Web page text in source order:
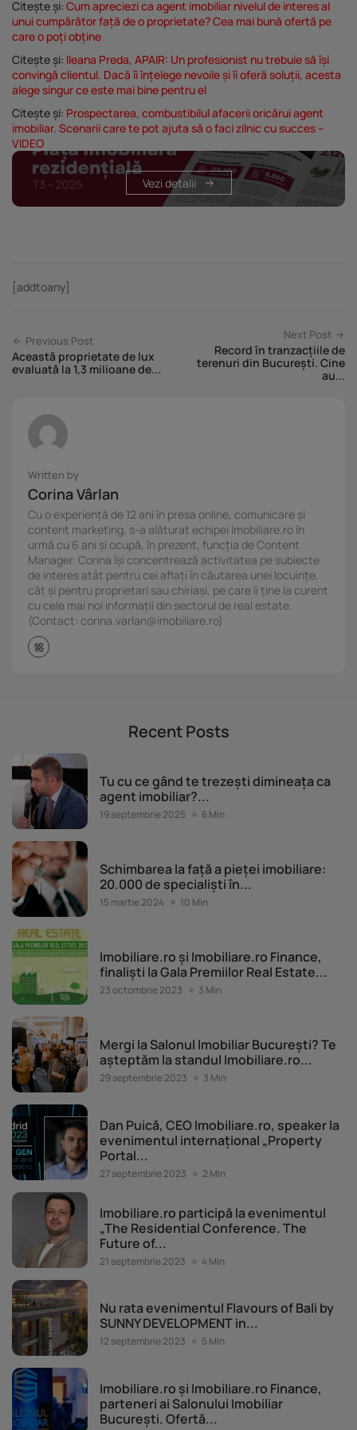
Citește și: Cum apreciezi ca agent imobiliar nivelul de interes al
unui cumpărător față de o proprietate? Cea mai bună ofertă pe
care o poți obține
Citește și: Ileana Preda, APAIR: Un profesionist nu trebuie să își
convingă clientul. Dacă îi înțelege nevoile și îi oferă soluții, acesta
alege singur ce este mai bine pentru el
Citește și: Prospectarea, combustibilul afacerii oricărui agent
imobiliar. Scenarii care te pot ajuta să o faci zilnic cu succes –
VIDEO
Vezi detalii
[addtoany]
Previous Post
Această proprietate de lux
evaluată la 1,3 milioane de...
Next Post
Record în tranzacțiile de
terenuri din București. Cine
au...
Written by
Corina Vârlan
Cu o experiență de 12 ani în presa online, comunicare și
content marketing, s-a alăturat echipei Imobiliare.ro în
urmă cu 6 ani și ocupă, în prezent, funcția de Content
Manager. Corina își concentrează activitatea pe subiecte
de interes atât pentru cei aflați în căutarea unei locuințe,
cât și pentru proprietari sau chiriași, pe care îi ține la curent
cu cele mai noi informații din sectorul de real estate.
(Contact: corina.varlan@imobiliare.ro)
Recent Posts
Tu cu ce gând te trezești dimineața ca
agent imobiliar?...
19 septembrie 2025 6 Min
Schimbarea la față a pieței imobiliare:
20.000 de specialiști în...
15 martie 2024 10 Min
Imobiliare.ro și Imobiliare.ro Finance,
finaliști la Gala Premiilor Real Estate...
23 octombrie 2023 3 Min
Mergi la Salonul Imobiliar București? Te
așteptăm la standul Imobiliare.ro...
29 septembrie 2023 3 Min
Dan Puică, CEO Imobiliare.ro, speaker la
evenimentul internațional „Property
Portal...
27 septembrie 2023 2 Min
Imobiliare.ro participă la evenimentul
„The Residential Conference. The
Future of...
21 septembrie 2023 4 Min
Nu rata evenimentul Flavours of Bali by
SUNNY DEVELOPMENT in...
12 septembrie 2023 5 Min
Imobiliare.ro și Imobiliare.ro Finance,
parteneri ai Salonului Imobiliar
București. Ofertă...
Listă parteneri (furnizori)